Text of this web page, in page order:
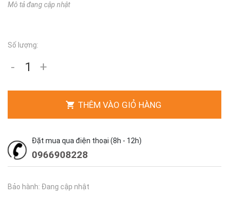
Mô tả đang cập nhật
Số lượng:
- +
THÊM VÀO GIỎ HÀNG
Đặt mua qua điện thoại (8h - 12h)
0966908228
Bảo hành: Đang cập nhật